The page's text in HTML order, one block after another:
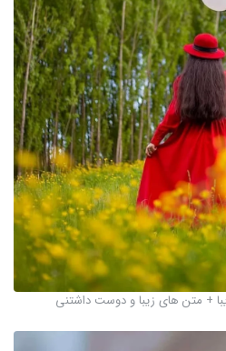
+ متن های زیبا و دوست داشتنی